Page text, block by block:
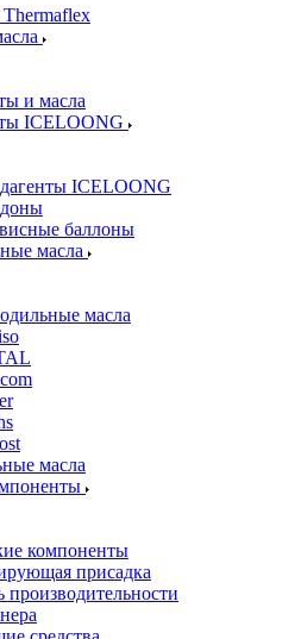
и масла
ICELOONG
ICELOONG
баллоны
масла
масла
масла
компоненты
присадка
производительности